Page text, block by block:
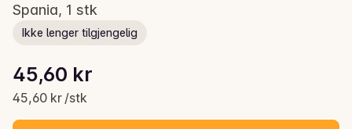
Spania, 1 stk
Ikke lenger tilgjengelig
Gjeldende pris er: 45,60 kr
45,60 kr
45,60 kr /stk
Stykkpris: 45,60 kr /stk